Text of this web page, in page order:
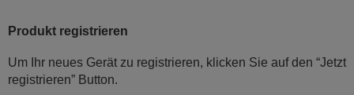
Produkt registrieren
Um Ihr neues Gerät zu registrieren, klicken Sie auf den “Jetzt
registrieren” Button.